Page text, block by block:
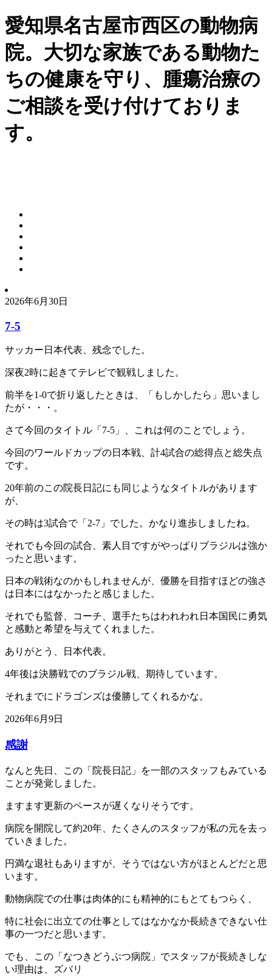
愛知県名古屋市西区の動物病
院。大切な家族である動物た
ちの健康を守り、腫瘍治療の
ご相談を受け付けておりま
す。
2026年6月30日
7-5
サッカー日本代表、残念でした。
深夜2時に起きてテレビで観戦しました。
前半を1-0で折り返したときは、「もしかしたら」思いまし
たが・・・。
さて今回のタイトル「7-5」、これは何のことでしょう。
今回のワールドカップの日本戦、計4試合の総得点と総失点
です。
20年前のこの院長日記にも同じようなタイトルがあります
が、
その時は3試合で「2-7」でした。かなり進歩しましたね。
それでも今回の試合、素人目ですがやっぱりブラジルは強か
ったと思います。
日本の戦術なのかもしれませんが、優勝を目指すほどの強さ
は日本にはなかったと感じました。
それでも監督、コーチ、選手たちはわれわれ日本国民に勇気
と感動と希望を与えてくれました。
ありがとう、日本代表。
4年後は決勝戦でのブラジル戦、期待しています。
それまでにドラゴンズは優勝してくれるかな。
2026年6月9日
感謝
なんと先日、この「院長日記」を一部のスタッフもみている
ことが発覚しました。
ますます更新のペースが遅くなりそうです。
病院を開院して約20年、たくさんのスタッフが私の元を去っ
ていきました。
円満な退社もありますが、そうではない方がほとんどだと思
います。
動物病院での仕事は肉体的にも精神的にもとてもつらく、
特に社会に出立ての仕事としてはなかなか長続きできない仕
事の一つだと思います。
でも、この「なつきどうぶつ病院」でスタッフが長続きしな
い理由は、ズバリ